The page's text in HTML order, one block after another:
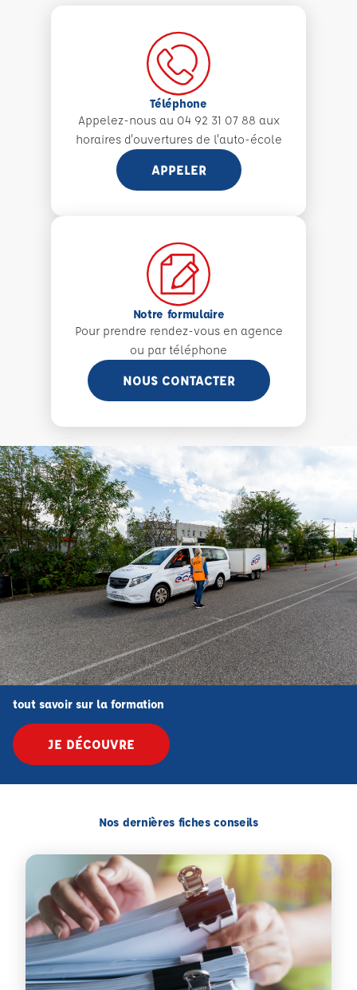
Téléphone
Appelez-nous au 04 92 31 07 88 aux
horaires d'ouvertures de l'auto-école
APPELER
Notre formulaire
Pour prendre rendez-vous en agence
ou par téléphone
NOUS CONTACTER
tout savoir sur la formation
JE DÉCOUVRE
Nos dernières fiches conseils